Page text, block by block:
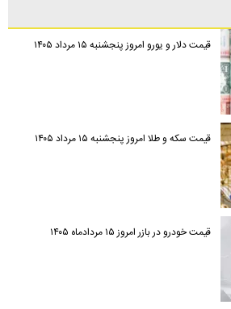
قیمت دلار و یورو امروز پنجشنبه ۱۵ مرداد ۱۴۰۵
قیمت سکه و طلا امروز پنجشنبه ۱۵ مرداد ۱۴۰۵
قیمت خودرو در بازر امروز ۱۵ مردادماه ۱۴۰۵